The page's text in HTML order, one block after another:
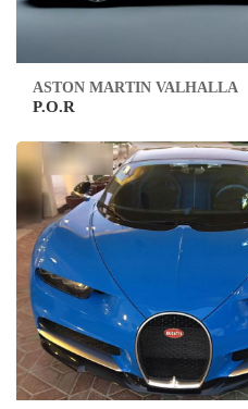
ASTON MARTIN VALHALLA
P.O.R